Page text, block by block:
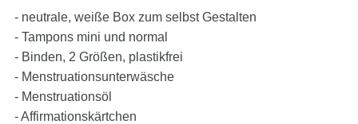
- neutrale, weiße Box zum selbst Gestalten
- Tampons mini und normal
- Binden, 2 Größen, plastikfrei
- Menstruationsunterwäsche
- Menstruationsöl
- Affirmationskärtchen